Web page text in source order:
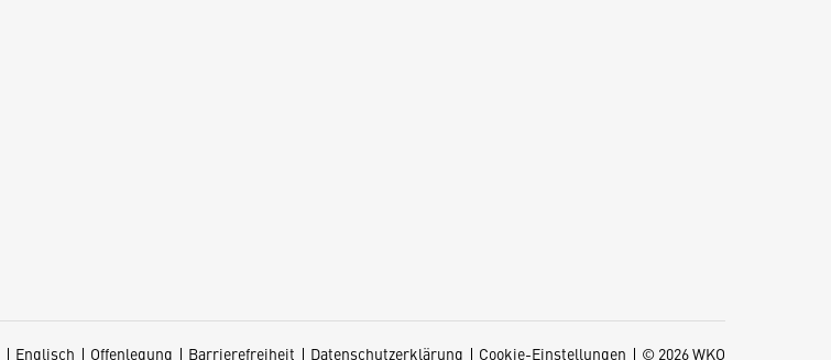
Englisch Offenlegung Barrierefreiheit Datenschutzerklärung Cookie-Einstellungen © 2026 WKO